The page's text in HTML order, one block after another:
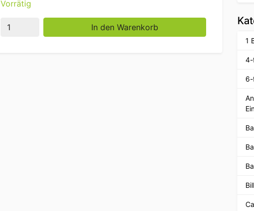
Vorrätig
Lacor Infrarot Wärmelampe Heizlampe 23 cm 275 Watt 230V
In den Warenkorb
1
4-
6-